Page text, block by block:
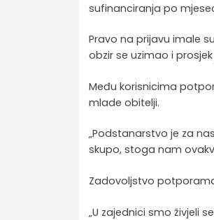
sufinanciranja po
Pravo na prijavu imale
obzir se uzimao i
Među korisnicima
mlade obitelji.
„Podstanarstvo je za
skupo, stoga nam
Zadovoljstvo
„U zajednici smo živjeli